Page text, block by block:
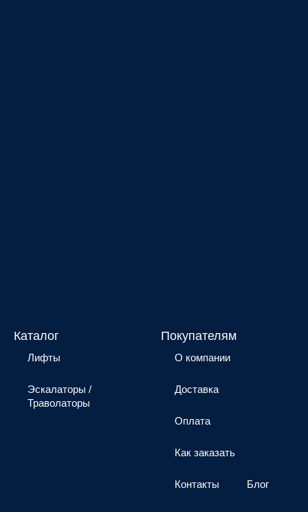
Каталог
Лифты
Эскалаторы /
Траволаторы
Покупателям
О компании
Доставка
Оплата
Как заказать
Контакты Блог